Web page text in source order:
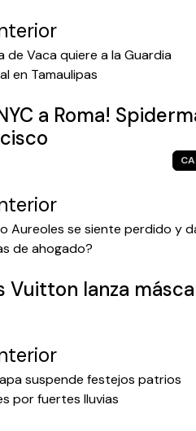
de Vaca quiere a la Guardia
en Tamaulipas
a Roma!
Aureoles se siente perdido y
de ahogado?
Vuitton lanza
suspende festejos patrios
por fuertes lluvias